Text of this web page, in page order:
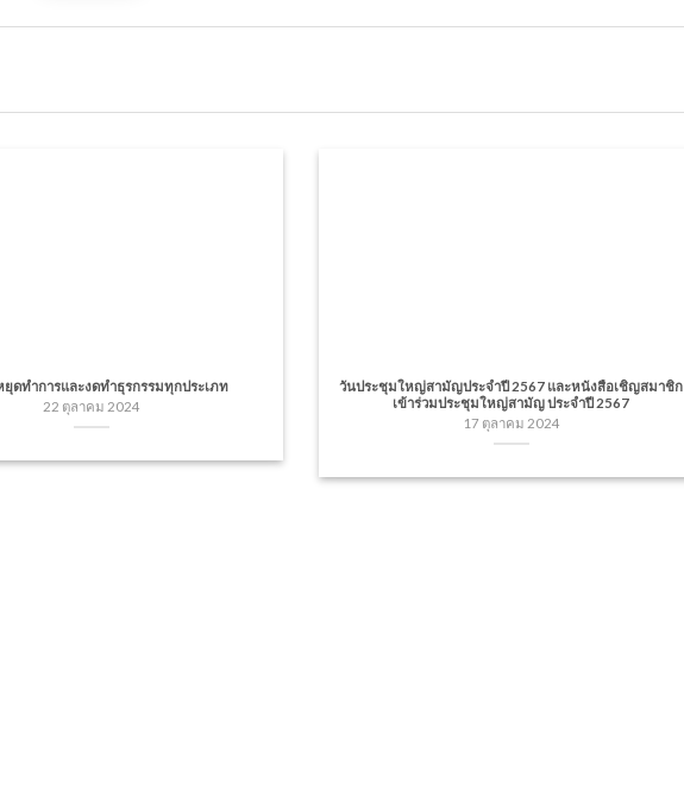
ยุดทำการและงดทำธุรกรรมทุกประเภท
22 ตุลาคม 2024
วันประชุมใหญ่สามัญประจำปี 2567 และหนังสือเชิญสมาชิก
เข้าร่วมประชุมใหญ่สามัญ ประจำปี 2567
17 ตุลาคม 2024